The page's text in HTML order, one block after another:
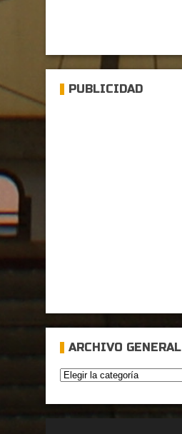
PUBLICIDAD
ARCHIVO GENERAL